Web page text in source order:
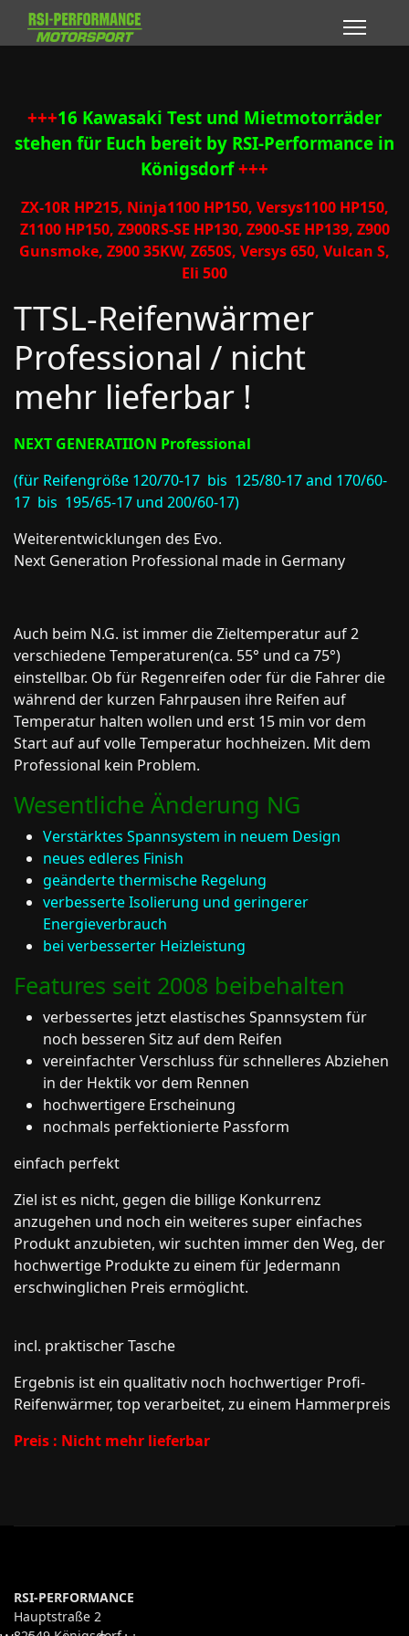
+++16 Kawasaki Test und Mietmotorräder
stehen für Euch bereit by RSI-Performance in
Königsdorf+++
ZX-10R HP215, Ninja1100 HP150, Versys1100 HP150,
Z1100 HP150, Z900RS-SE HP130, Z900-SE HP139, Z900
Gunsmoke, Z900 35KW, Z650S, Versys 650, Vulcan S,
Eli 500
TTSL-Reifenwärmer
Professional / nicht
mehr lieferbar !
NEXT GENERATIION Professional
(für Reifengröße 120/70-17 bis 125/80-17 and 170/60-
17 bis 195/65-17 und 200/60-17)
Weiterentwicklungen des Evo.
Next Generation Professional made in Germany
Auch beim N.G. ist immer die Zieltemperatur auf 2
verschiedene Temperaturen(ca. 55° und ca 75°)
einstellbar. Ob für Regenreifen oder für die Fahrer die
während der kurzen Fahrpausen ihre Reifen auf
Temperatur halten wollen und erst 15 min vor dem
Start auf auf volle Temperatur hochheizen. Mit dem
Professional kein Problem.
Wesentliche Änderung NG
Verstärktes Spannsystem in neuem Design
neues edleres Finish
geänderte thermische Regelung
verbesserte Isolierung und geringerer
Energieverbrauch
bei verbesserter Heizleistung
Features seit 2008 beibehalten
verbessertes jetzt elastisches Spannsystem für
noch besseren Sitz auf dem Reifen
vereinfachter Verschluss für schnelleres Abziehen
in der Hektik vor dem Rennen
hochwertigere Erscheinung
nochmals perfektionierte Passform
einfach perfekt
Ziel ist es nicht, gegen die billige Konkurrenz
anzugehen und noch ein weiteres super einfaches
Produkt anzubieten, wir suchten immer den Weg, der
hochwertige Produkte zu einem für Jedermann
erschwinglichen Preis ermöglicht.
incl. praktischer Tasche
Ergebnis ist ein qualitativ noch hochwertiger Profi-
Reifenwärmer, top verarbeitet, zu einem Hammerpreis
Preis : Nicht mehr lieferbar
RSI-PERFORMANCE
Hauptstraße 2